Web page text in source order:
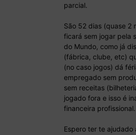
parcial.
São 52 dias (quase 2
ficará sem jogar pela
do Mundo, como já
(fábrica, clube, etc)
(no caso jogos) dá
empregado sem
sem receitas
jogado fora e isso é
financeira profissional.
Espero ter te ajudado